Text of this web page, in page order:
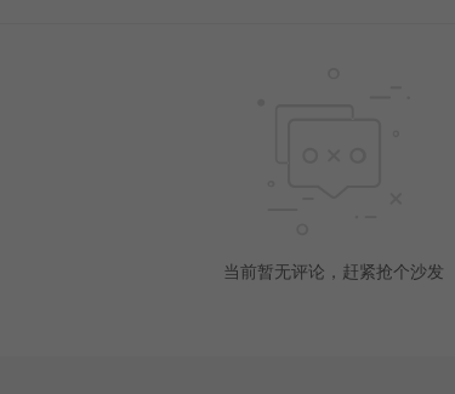
当前暂无评论，赶紧抢个沙发